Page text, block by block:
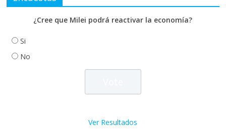
¿Cree que Milei podrá reactivar la economía?
Si
No
Ver Resultados